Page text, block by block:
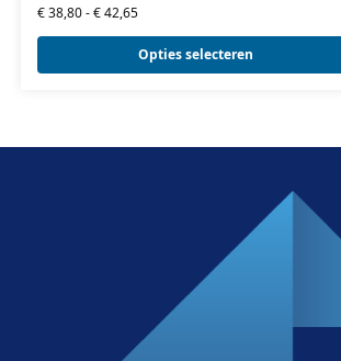
€38,80-€42,65
Opties selecteren